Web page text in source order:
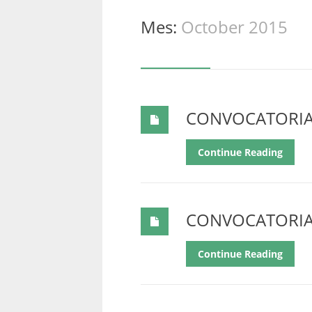
Mes: October 2015
Continue Reading
Continue Reading